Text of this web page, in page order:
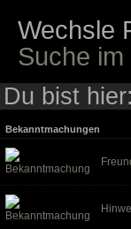
Wechsle
Suche
Du bist
Bekanntmachungen